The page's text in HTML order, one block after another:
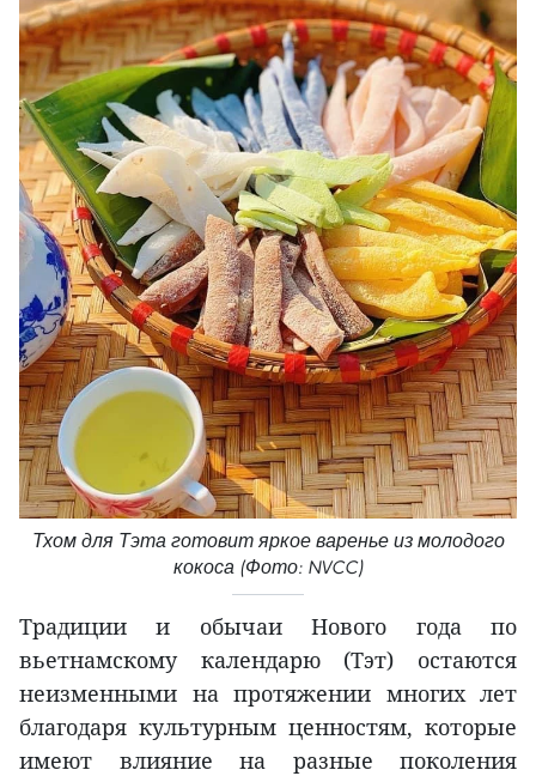
Тхом для Тэта готовит яркое варенье из молодого
кокоса (Фото: NVCC)
Традиции и обычаи Нового года по
вьетнамскому календарю (Тэт) остаются
неизменными на протяжении многих лет
благодаря культурным ценностям, которые
имеют влияние на разные поколения